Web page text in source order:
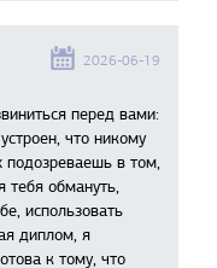
2026-06-19
перед вами:
что никому
подозреваешь в том,
тебя обмануть,
использовать
диплом, я
к тому, что